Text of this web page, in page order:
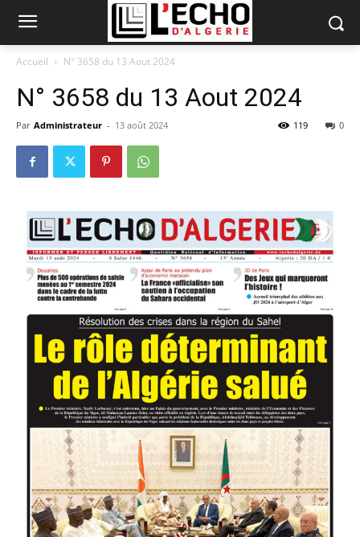
Accueil N° 3658 du 13 Aout 2024
N° 3658 du 13 Aout 2024
Par Administrateur - 13 août 2024 0
119